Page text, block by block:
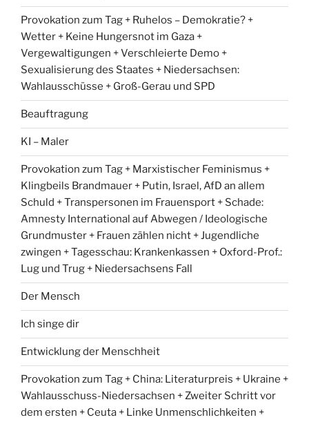
Provokation zum Tag + Ruhelos – Demokratie? +
Wetter + Keine Hungersnot im Gaza +
Vergewaltigungen + Verschleierte Demo +
Sexualisierung des Staates + Niedersachsen:
Wahlausschüsse + Groß-Gerau und SPD
Beauftragung
KI – Maler
Provokation zum Tag + Marxistischer Feminismus +
Klingbeils Brandmauer + Putin, Israel, AfD an allem
Schuld + Transpersonen im Frauensport + Schade:
Amnesty International auf Abwegen / Ideologische
Grundmuster + Frauen zählen nicht + Jugendliche
zwingen + Tagesschau: Krankenkassen + Oxford-Prof.:
Lug und Trug + Niedersachsens Fall
Der Mensch
Ich singe dir
Entwicklung der Menschheit
Provokation zum Tag + China: Literaturpreis + Ukraine +
Wahlausschuss-Niedersachsen + Zweiter Schritt vor
dem ersten + Ceuta + Linke Unmenschlichkeiten +